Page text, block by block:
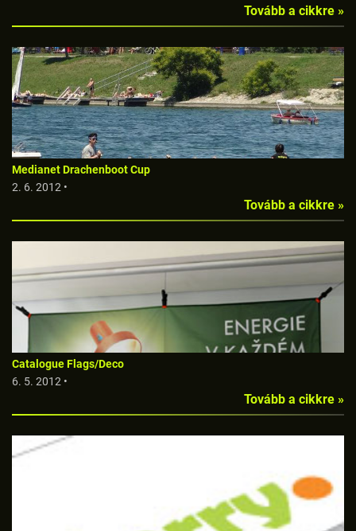
Tovább a cikkre »
Medianet Drachenboot Cup
2. 6. 2012 •
Tovább a cikkre »
Catalogue Flags/Deco
6. 5. 2012 •
Tovább a cikkre »